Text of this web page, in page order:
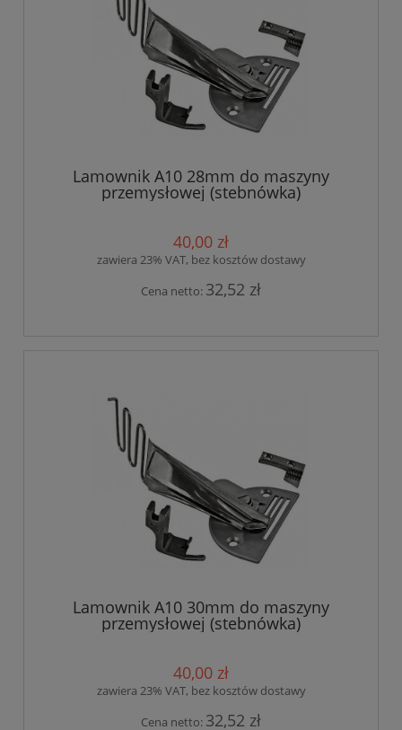
Lamownik A10 28mm do maszyny
przemysłowej (stebnówka)
40,00 zł
zawiera 23% VAT, bez kosztów dostawy
Cena netto: 32,52 zł
Lamownik A10 30mm do maszyny
przemysłowej (stebnówka)
40,00 zł
zawiera 23% VAT, bez kosztów dostawy
Cena netto: 32,52 zł